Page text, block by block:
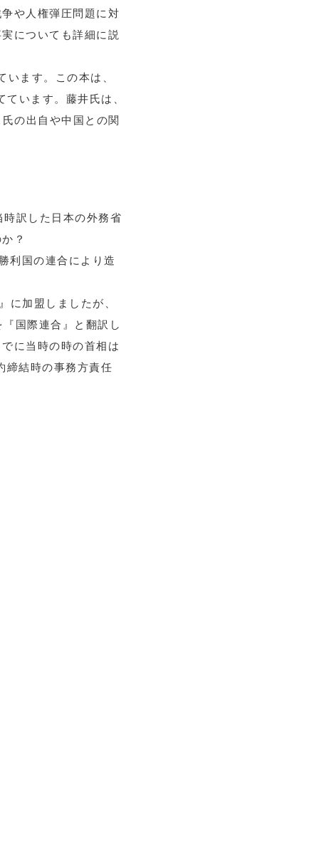
や人権弾圧問題に対
についても詳細に説
ます。この本は、
います。藤井氏は、
の出自や中国との関
訳した日本の外務省
？
利国の連合により造
に加盟しましたが、
国際連合』と翻訳し
に当時の時の首相は
締結時の事務方責任